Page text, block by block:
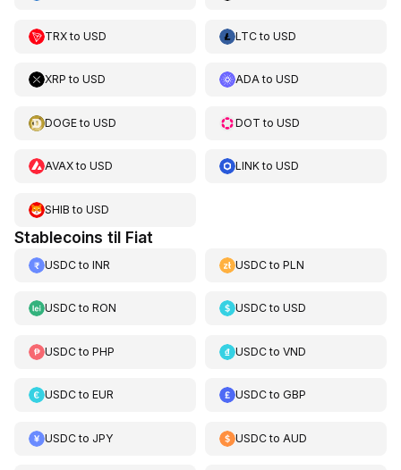
TRXto USD LTCtoUSD
XRP to USD ADAtoUSD
DOGEto USD DOT toUSD
AVAXto USD LINKtoUSD
SHIB to USD
Stablecoins til Fiat
USDCto INR USDCtoPLN
USDCto RON USDCtoUSD
USDCto PHP USDCtoVND
USDCto EUR USDCtoGBP
USDCto JPY USDCto AUD